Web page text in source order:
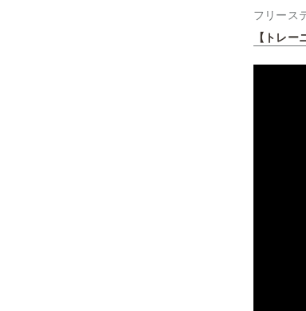
フリース
【トレー